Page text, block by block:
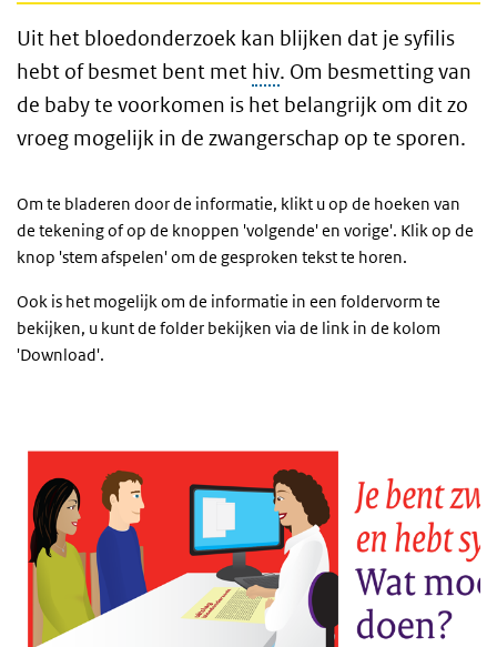
Uit het bloedonderzoek kan blijken dat je syfilis
hebt of besmet bent met hiv. Om besmetting van
de baby te voorkomen is het belangrijk om dit zo
vroeg mogelijk in de zwangerschap op te sporen.
Om te bladeren door de informatie, klikt u op de hoeken van
de tekening of op de knoppen 'volgende' en vorige'. Klik op de
knop 'stem afspelen' om de gesproken tekst te horen.
Ook is het mogelijk om de informatie in een foldervorm te
bekijken, u kunt de folder bekijken via de link in de kolom
'Download'.
[strip syfilis]
Overslaan
iframe:
[strip
syfilis]